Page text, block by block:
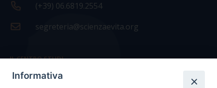
(+39) 06.6819.2554
segreteria@scienzaevita.org
IL CENTRO STUDI
La nostra storia
Informativa